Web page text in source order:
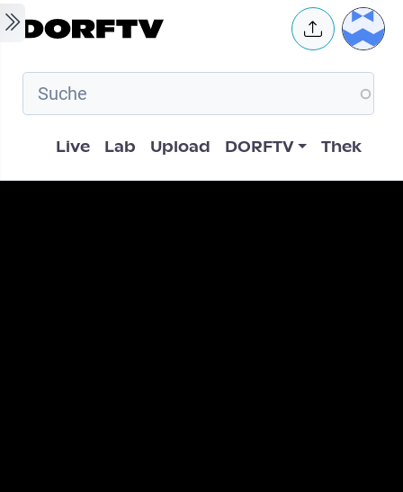
Skip to main content User
Hauptnavigation
Live Lab Upload DORFTV Thek